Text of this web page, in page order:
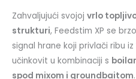
Zahvaljujući svojoj vrlo
strukturi, Feedstim XP se
signal hrane koji privlači ribu
učinkovit u kombinaciji s
spod mixom i groundbaitom.